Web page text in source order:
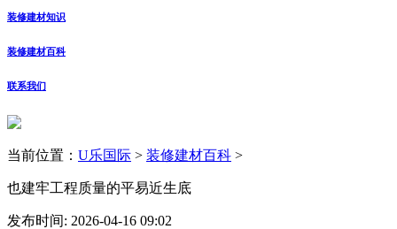
装修建材知识
装修建材百科
联系我们
当前位置： U乐国际 > 装修建材百科 >
也建牢工程质量的平易近生底
发布时间: 2026-04-16 09:02